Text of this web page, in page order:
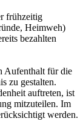
frühzeitig
Heimweh)
bezahlten
Aufenthalt für die
zu gestalten.
auftreten, ist
mitzuteilen. Im
werden.